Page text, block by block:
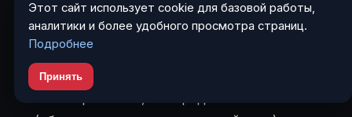
Возможные причины:
Этот сайт использует cookie для базовой работы,
аналитики и более удобного просмотра страниц.
Подробнее
Принять